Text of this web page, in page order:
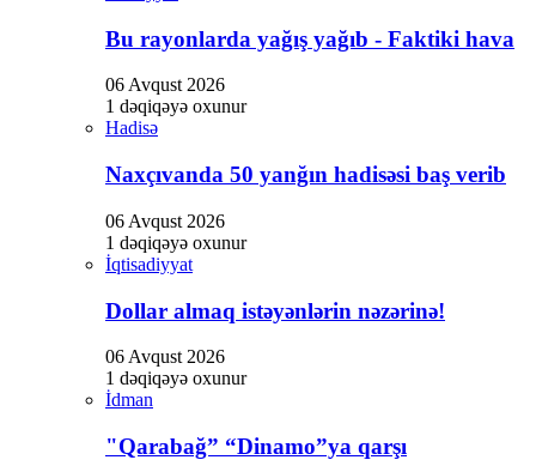
Bu rayonlarda yağış yağıb - Faktiki hava
06 Avqust 2026
1 dəqiqəyə oxunur
Hadisə
Naxçıvanda 50 yanğın hadisəsi baş verib
06 Avqust 2026
1 dəqiqəyə oxunur
İqtisadiyyat
Dollar almaq istəyənlərin nəzərinə!
06 Avqust 2026
1 dəqiqəyə oxunur
İdman
"Qarabağ” “Dinamo”ya qarşı